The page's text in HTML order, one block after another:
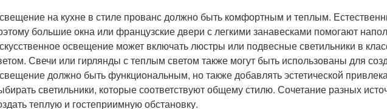
на кухне в стиле прованс должно быть комфортным и теплым.
большие окна или французские двери с легкими занавесками помогают
освещение может включать люстры или подвесные светильники в
Свечи или гирлянды с теплым светом также могут быть использованы для
должно быть функциональным, но также добавлять эстетической
светильники, которые соответствуют общему стилю. Сочетание разных
теплую и гостеприимную обстановку.